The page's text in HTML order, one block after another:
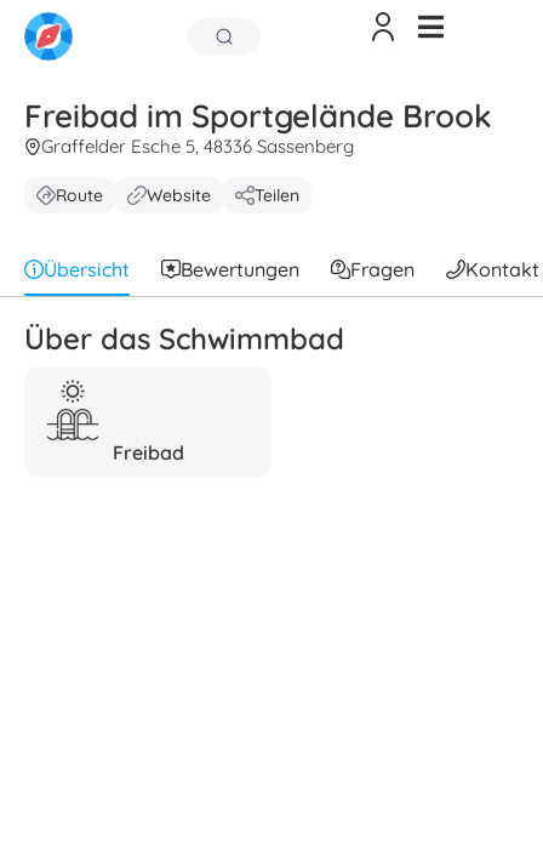
Freibad im Sportgelände Brook
Graffelder Esche 5, 48336 Sassenberg
Route Website Teilen
Übersicht Bewertungen Fragen Kontakt
Über das Schwimmbad
Freibad